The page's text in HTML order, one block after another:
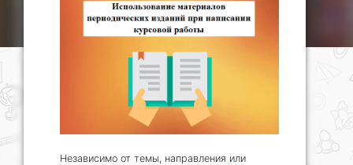
Независимо от темы, направления или